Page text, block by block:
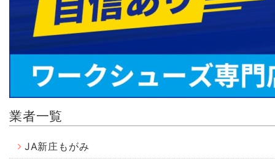
業者一覧
JA新庄もがみ